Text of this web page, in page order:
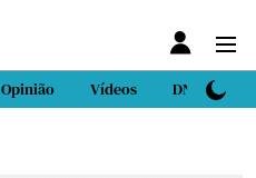
Opinião Vídeos DN Sport